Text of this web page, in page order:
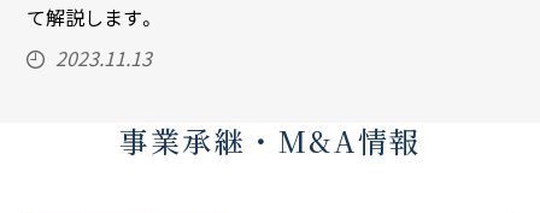
て解説します。
2023.11.13
事業承継・M&A情報